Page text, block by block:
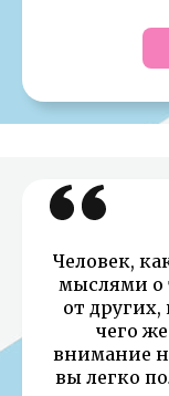
Человек,
мыслями о
от других,
чего
внимание
вы легко